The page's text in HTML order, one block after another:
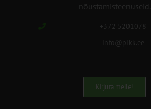
nõustamisteenuseid.
+372 5201078
info@pikk.ee
Kirjuta meile!